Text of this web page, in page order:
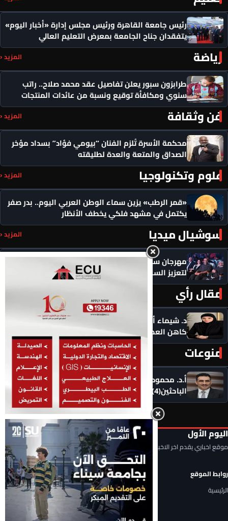
رئيس جامعة القاهرة ورئيس مجلس إدارة «أخبار اليوم»
يتفقدان جناح الجامعة بمعرض التعليم العالي
رياضة المزيد ‹
طرابزون سبور يعلن تفاصيل عقد محمد صلاح.. راتب
سنوي ومكافأة توقيع ونسبة من عائدات المنتجات
فن وثقافة المزيد ‹
محكمة الأسرة تُلزم الفنان “بيومي فؤاد” بسداد مؤخر
الصداق والمتعة والعدة لطليقته
علوم وتكنولوجيا المزيد ‹
«قمر الرطب» يزين سماء الوطن العربي اليوم.. بدر صفر
يكتمل في مشهد فلكي يخطف الأنظار
سوشيال ميديا المزيد ‹
مهرجان سيمفوني للفنون يكرم رموزاً مؤثرة ويدعو
لتعزيز السلام
مقال رأي
د. شيماء أحمدين تكتب .. حين يصبح الذكاء الاصطناعي
كاهن العصر: هل نستبدل التأمل بالاستهلاك؟
منوعات المزيد ‹
أ.د. محمود السعيد يكتب .. التحديات التي تواجه شباب
الباحثين(4)
اليوم الأول
موقع اخباري يقدم اخر الاخبار المحلية والعربية والعالمية
روابط الموقع
الرئيسية